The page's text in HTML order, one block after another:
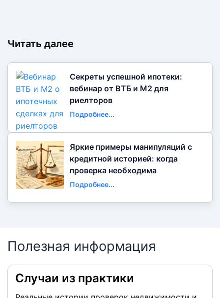
Читать далее
Секреты успешной ипотеки:
вебинар от ВТБ и М2 для
риелторов
Подробнее...
Яркие примеры манипуляций с
кредитной историей: когда
проверка необходима
Подробнее...
Полезная информация
Случаи из практики